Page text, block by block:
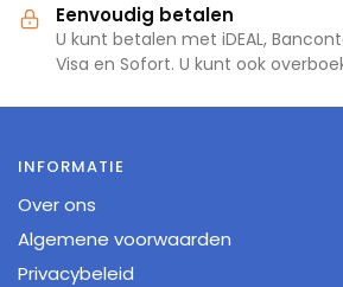
Eenvoudig betalen
U kunt betalen met iDEAL,
Visa en Sofort. U kunt ook
INFORMATIE
Over ons
Algemene voorwaarden
Privacybeleid